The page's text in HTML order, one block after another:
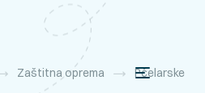
Zaštitna oprema
Pčelarske